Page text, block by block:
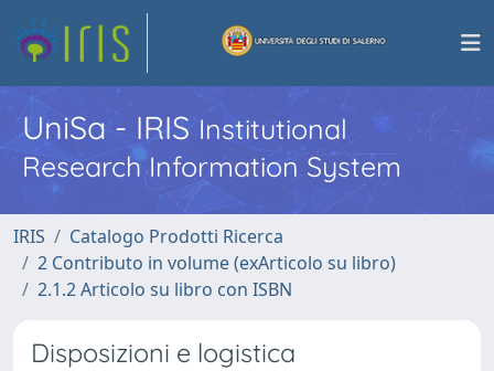
UniSa - IRISInstitutional
Research Information System
IRIS
Catalogo Prodotti Ricerca
2 Contributo in volume (exArticolo su libro)
2.1.2 Articolo su libro con ISBN
Disposizioni e logistica